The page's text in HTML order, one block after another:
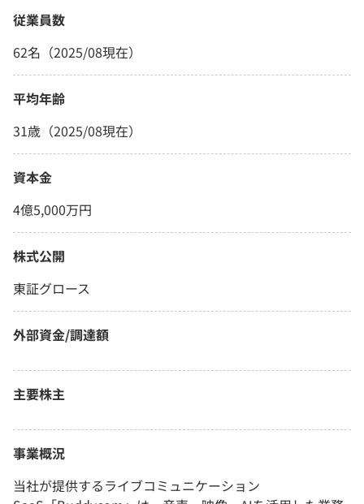
従業員数
62名（2025/08現在）
平均年齢
31歳（2025/08現在）
資本金
4億5,000万円
株式公開
東証グロース
外部資金/調達額
主要株主
事業概況
当社が提供するライブコミュニケーション